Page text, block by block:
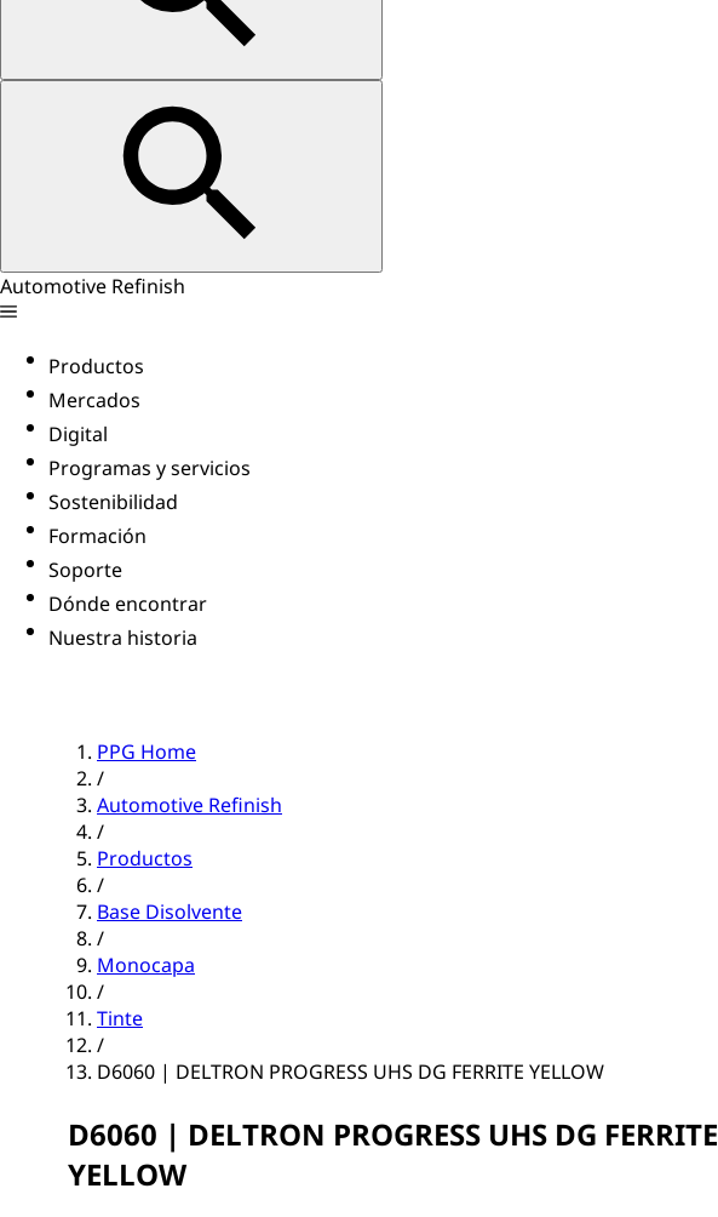
Automotive Refinish
Productos
Mercados
Digital
Programas y servicios
Sostenibilidad
Formación
Soporte
Dónde encontrar
Nuestra historia
PPG Home
/
Automotive Refinish
/
Productos
/
Base Disolvente
/
Monocapa
/
Tinte
/
D6060 | DELTRON PROGRESS UHS DG FERRITE YELLOW
D6060 | DELTRON PROGRESS UHS DG FERRITE
YELLOW